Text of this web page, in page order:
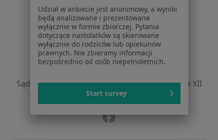
ul. Kolejowa 5/7
01-217 Warszawa, Polska
NIP: ⁠7010224868
KRS: ⁠0000347997
REGON: ⁠142276657
Sąd Rejonowy dla m.st. Warszawy w Warszawie XII
Wydział Gospodarczy KRS
Facebook
otwiera się w nowej karcie
Udział w ankiecie jest anonimowy, a wyniki
będą analizowane i prezentowane
wyłącznie w formie zbiorczej. Pytania
dotyczące nastolatków są skierowane
wyłącznie do rodziców lub opiekunów
prawnych. Nie zbieramy informacji
bezpośrednio od osób niepełnoletnich.
Start survey